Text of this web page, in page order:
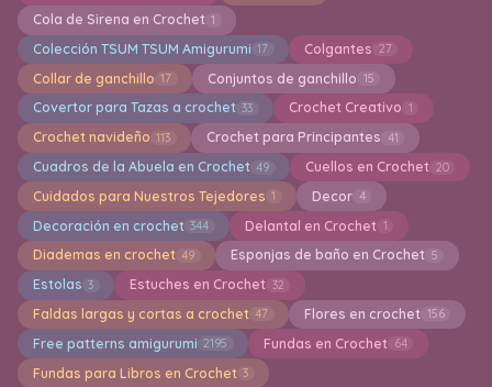
Cola de Sirena en Crochet 1
Colección TSUM TSUM Amigurumi 17 Colgantes 27
Collar de ganchillo 17 Conjuntos de ganchillo 15
Covertor para Tazas a crochet 33 Crochet Creativo 1
Crochet navideño 113 Crochet para Principantes 41
Cuadros de la Abuela en Crochet 49 Cuellos en Crochet 20
Cuidados para Nuestros Tejedores 1 Decor 4
Decoración en crochet 344 Delantal en Crochet 1
Diademas en crochet 49 Esponjas de baño en Crochet 5
Estolas 3 Estuches en Crochet 32
Faldas largas y cortas a crochet 47 Flores en crochet 156
Free patterns amigurumi 2195 Fundas en Crochet 64
Fundas para Libros en Crochet 3